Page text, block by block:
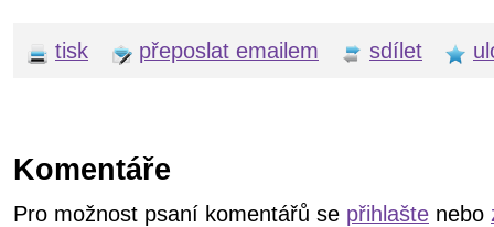
tisk přeposlat emailem sdílet
Komentáře
Pro možnost psaní komentářů se přihlašte nebo